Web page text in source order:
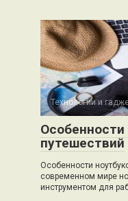
Технологии и
путешествий
Особенности
современном мире
инструментом для